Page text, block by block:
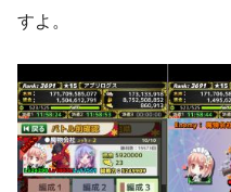
すよ。